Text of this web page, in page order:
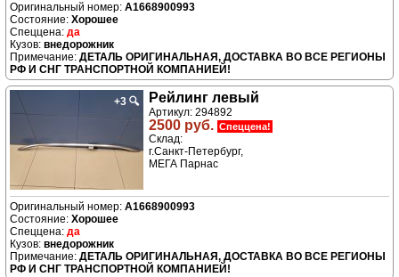
A1668900993
Хорошее
да
внедорожник
ДЕТАЛЬ ОРИГИНАЛЬНАЯ, ДОСТАВКА ВО ВСЕ РЕГИОНЫ
РФ И СНГ ТРАНСПОРТНОЙ КОМПАНИЕЙ!
+3 🔍 Рейлинг левый
Артикул: 294892
2500 руб. Спеццена!
Склад:
г.Санкт-Петербург,
МЕГА Парнас
A1668900993
Хорошее
да
внедорожник
ДЕТАЛЬ ОРИГИНАЛЬНАЯ, ДОСТАВКА ВО ВСЕ РЕГИОНЫ
РФ И СНГ ТРАНСПОРТНОЙ КОМПАНИЕЙ!